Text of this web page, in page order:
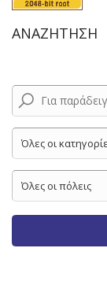
ΑΝΑΖΗΤΗΣΗ